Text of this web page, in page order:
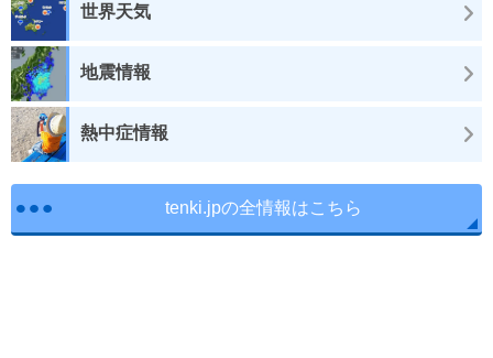
世界天気
地震情報
熱中症情報
tenki.jpの全情報はこちら